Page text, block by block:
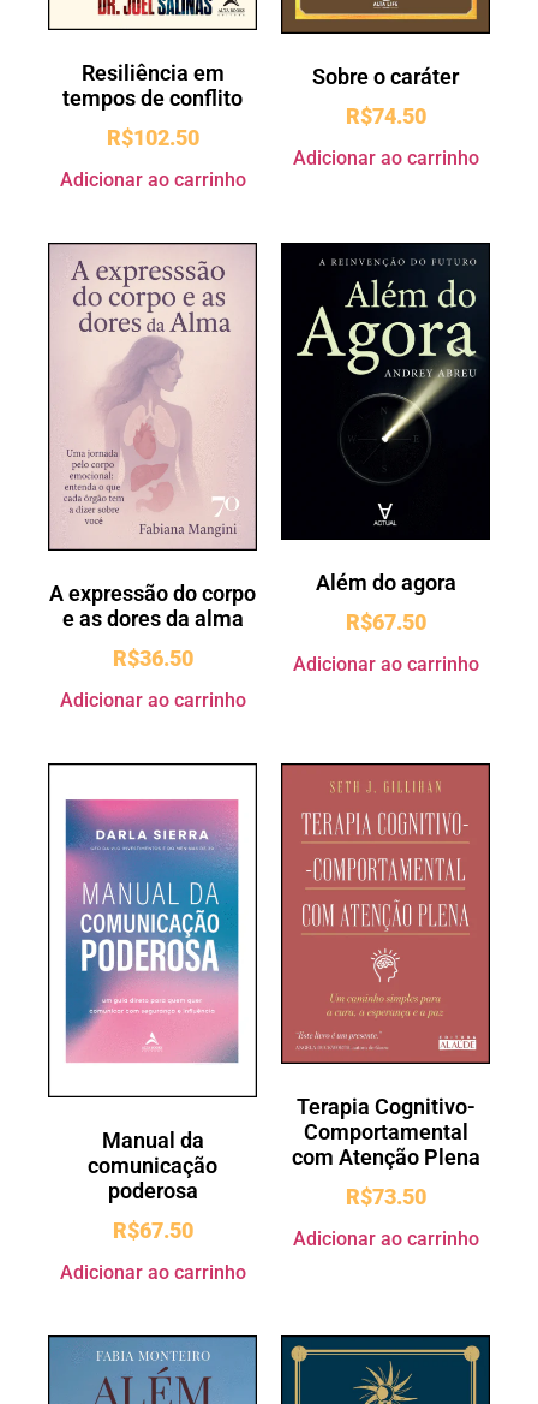
Resiliência em
tempos de conflito
R$102.50
Adicionar ao carrinho
Sobre o caráter
R$74.50
Adicionar ao carrinho
A expressão do corpo
e as dores da alma
R$36.50
Adicionar ao carrinho
Além do agora
R$67.50
Adicionar ao carrinho
Manual da
comunicação
poderosa
R$67.50
Adicionar ao carrinho
Terapia Cognitivo-
Comportamental
com Atenção Plena
R$73.50
Adicionar ao carrinho